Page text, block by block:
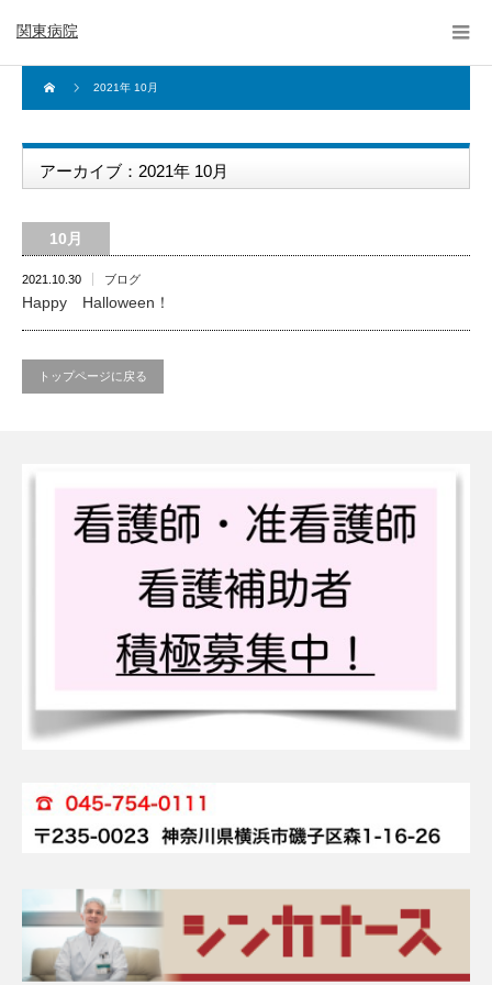
関東病院
2021年 10月
アーカイブ：2021年 10月
10月
2021.10.30 ブログ
Happy Halloween！
トップページに戻る